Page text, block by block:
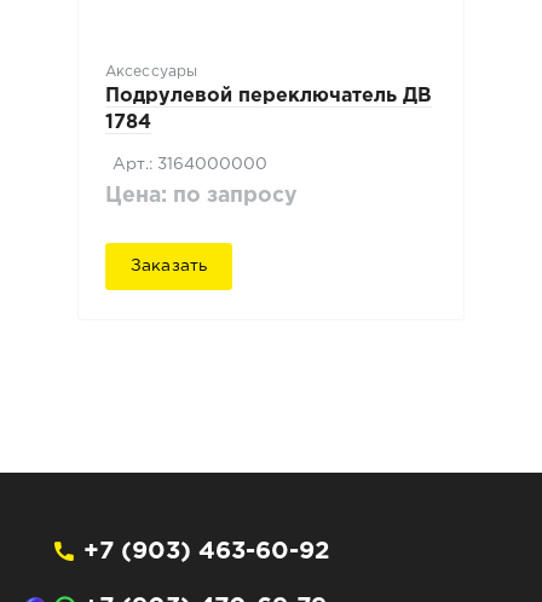
Аксессуары
Подрулевой переключатель ДВ
1784
Арт.: 3164000000
Цена: по запросу
Заказать
+7 (903) 463-60-92